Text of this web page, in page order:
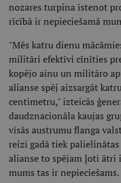
nozares turpina īstenot
rīcībā ir nepieciešamā
"Mēs katru dienu
militāri efektīvi cīnīties
kopējo ainu un militāro
alianse spēj aizsargāt
centimetru," izteicās
daudznacionāla kaujas
visās austrumu flanga
reizi gadā tiek
alianse to spējam ļoti ātri
mums tas ir